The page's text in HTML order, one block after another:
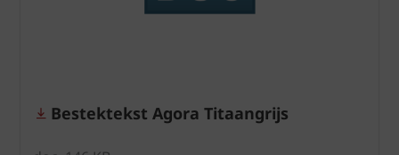
Bestektekst Agora Titaangrijs